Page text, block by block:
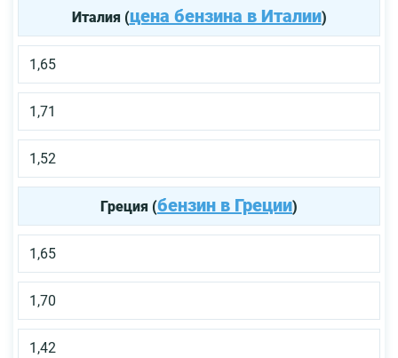
Италия (цена бензина в Италии)
1,65
1,71
1,52
Греция (бензин в Греции)
1,65
1,70
1,42